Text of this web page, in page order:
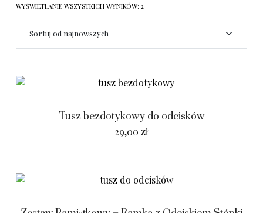
WYŚWIETLANIE WSZYSTKICH WYNIKÓW: 2
Tusz bezdotykowy do odcisków
29,00 zł